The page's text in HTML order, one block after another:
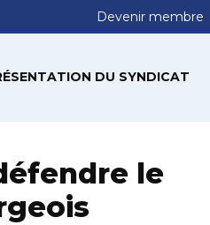
Devenir membre
DU SYNDICAT
le